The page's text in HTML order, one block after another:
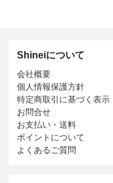
Shineiについて
会社概要
個人情報保護方針
特定商取引に基づく表示
お問合せ
お支払い・送料
ポイントについて
よくあるご質問